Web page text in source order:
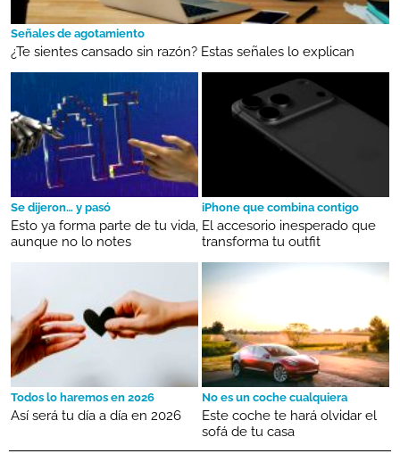
Señales de agotamiento
¿Te sientes cansado sin razón? Estas señales lo explican
Se dijeron… y pasó
Esto ya forma parte de tu vida,
aunque no lo notes
iPhone que combina contigo
El accesorio inesperado que
transforma tu outfit
Todos lo haremos en 2026
Así será tu día a día en 2026
No es un coche cualquiera
Este coche te hará olvidar el
sofá de tu casa